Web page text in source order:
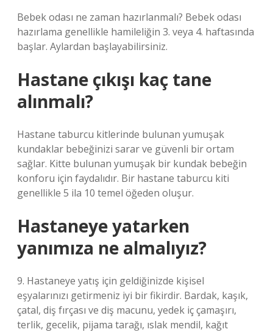
Bebek odası ne zaman hazırlanmalı? Bebek odası
hazırlama genellikle hamileliğin 3. veya 4. haftasında
başlar. Aylardan başlayabilirsiniz.
Hastane çıkışı kaç tane
alınmalı?
Hastane taburcu kitlerinde bulunan yumuşak
kundaklar bebeğinizi sarar ve güvenli bir ortam
sağlar. Kitte bulunan yumuşak bir kundak bebeğin
konforu için faydalıdır. Bir hastane taburcu kiti
genellikle 5 ila 10 temel öğeden oluşur.
Hastaneye yatarken
yanımıza ne almalıyız?
9. Hastaneye yatış için geldiğinizde kişisel
eşyalarınızı getirmeniz iyi bir fikirdir. Bardak, kaşık,
çatal, diş fırçası ve diş macunu, yedek iç çamaşırı,
terlik, gecelik, pijama tarağı, ıslak mendil, kağıt